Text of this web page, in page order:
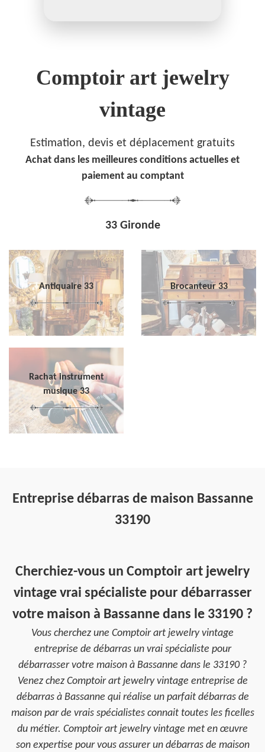
Comptoir art jewelry
vintage
Estimation, devis et déplacement gratuits
Achat dans les meilleures conditions actuelles et
paiement au comptant
33 Gironde
Antiquaire 33 Brocanteur 33
Rachat instrument
musique 33
Entreprise débarras de maison Bassanne
33190
Cherchiez-vous un Comptoir art jewelry
vintage vrai spécialiste pour débarrasser
votre maison à Bassanne dans le 33190 ?
Vous cherchez une Comptoir art jewelry vintage
entreprise de débarras un vrai spécialiste pour
débarrasser votre maison à Bassanne dans le 33190 ?
Venez chez Comptoir art jewelry vintage entreprise de
débarras à Bassanne qui réalise un parfait débarras de
maison par de vrais spécialistes connait toutes les ficelles
du métier. Comptoir art jewelry vintage met en œuvre
son expertise pour vous assurer un débarras de maison